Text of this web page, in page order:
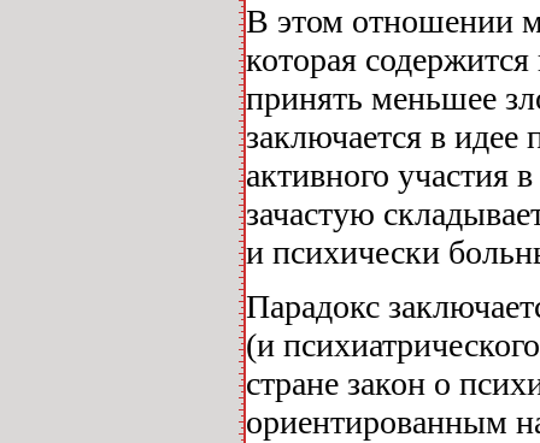
В этом отношении
которая содержится
принять меньшее
заключается в идее
активного участия
зачастую
и психически
Парадокс
(и
стране закон о
ориентированным